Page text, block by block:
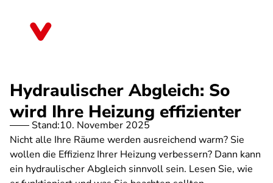
Hydraulischer Abgleich: So
wird Ihre Heizung effizienter
Stand:10. November 2025
Nicht alle Ihre Räume werden ausreichend warm? Sie
wollen die Effizienz Ihrer Heizung verbessern? Dann kann
ein hydraulischer Abgleich sinnvoll sein. Lesen Sie, wie